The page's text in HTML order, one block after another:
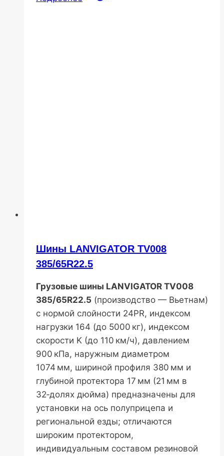
Шины LANVIGATOR TV008
385/65R22.5
Грузовые шины LANVIGATOR TV008
385/65R22.5 (производство — Вьетнам)
с нормой слойности 24PR, индексом
нагрузки 164 (до 5000 кг), индексом
скорости K (до 110 км/ч), давлением
900 кПа, наружным диаметром
1074 мм, шириной профиля 380 мм и
глубиной протектора 17 мм (21 мм в
32‑долях дюйма) предназначены для
установки на ось полуприцепа и
региональной езды; отличаются
широким протектором,
индивидуальным составом резиновой